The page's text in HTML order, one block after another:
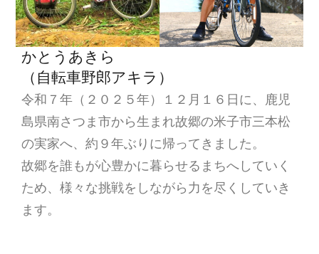
かとうあきら
（自転車野郎アキラ）
令和７年（２０２５年）１２月１６日に、鹿児
島県南さつま市から生まれ故郷の米子市三本松
の実家へ、約９年ぶりに帰ってきました。
故郷を誰もが心豊かに暮らせるまちへしていく
ため、様々な挑戦をしながら力を尽くしていき
ます。